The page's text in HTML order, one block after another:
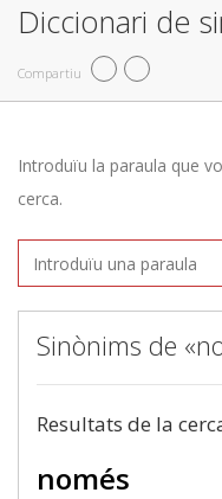
Diccionari de
Compartiu
Introduïu la paraula que
cerca.
Sinònims de
Resultats de la
només